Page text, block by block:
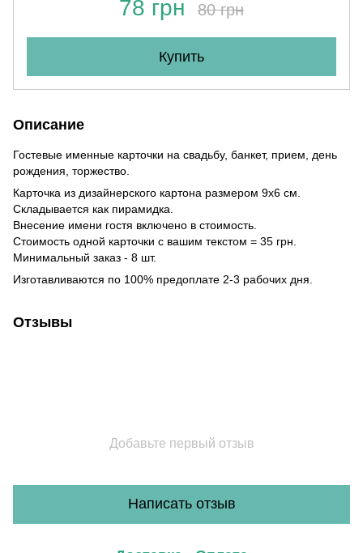
78 грн 80 грн
Купить
Описание
Гостевые именные карточки на свадьбу, банкет, прием, день
рождения, торжество.
Карточка из дизайнерского картона размером 9х6 см.
Складывается как пирамидка.
Внесение имени гостя включено в стоимость.
Стоимость одной карточки с вашим текстом = 35 грн.
Минимальный заказ - 8 шт.
Изготавливаются по 100% предоплате 2-3 рабочих дня.
Отзывы
Добавьте первый отзыв
Написать отзыв